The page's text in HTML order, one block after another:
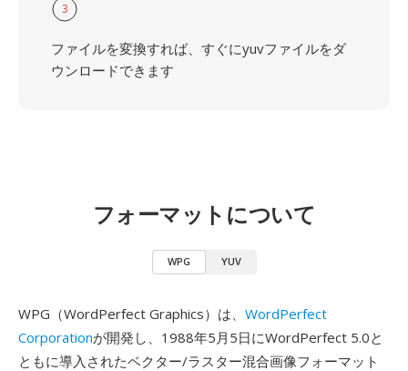
3
ファイルを変換すれば、すぐにyuvファイルをダ
ウンロードできます
フォーマットについて
WPG YUV
WPG（WordPerfect Graphics）は、 WordPerfect
Corporationが開発し、1988年5月5日にWordPerfect 5.0と
ともに導入されたベクター/ラスター混合画像フォーマット